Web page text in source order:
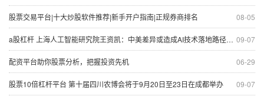
08-05
股票交易平台|十大炒股软件推荐|新手开户指南|正规券商排名
09-07
a股杠杆 上海人工智能研究院王资凯：中美差异或造成AI技术落地路径不一致 | REAL大会
06-29
配资平台助你股票分析，把握投资先机
09-07
股票10倍杠杆平台 第十届四川农博会将于9月20日至23日在成都举办